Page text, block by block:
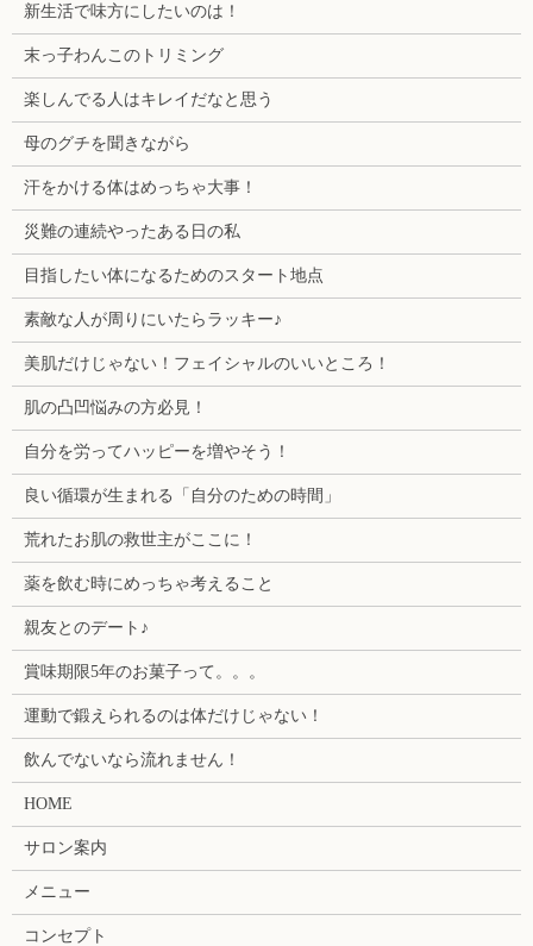
新生活で味方にしたいのは！
末っ子わんこのトリミング
楽しんでる人はキレイだなと思う
母のグチを聞きながら
汗をかける体はめっちゃ大事！
災難の連続やったある日の私
目指したい体になるためのスタート地点
素敵な人が周りにいたらラッキー♪
美肌だけじゃない！フェイシャルのいいところ！
肌の凸凹悩みの方必見！
自分を労ってハッピーを増やそう！
良い循環が生まれる「自分のための時間」
荒れたお肌の救世主がここに！
薬を飲む時にめっちゃ考えること
親友とのデート♪
賞味期限5年のお菓子って。。。
運動で鍛えられるのは体だけじゃない！
飲んでないなら流れません！
HOME
サロン案内
メニュー
コンセプト